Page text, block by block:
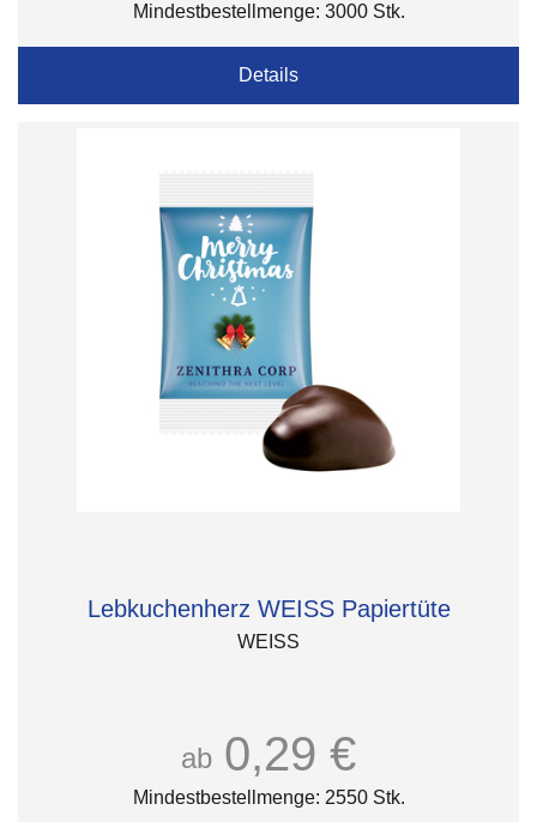
Mindestbestellmenge: 3000 Stk.
Details
Lebkuchenherz WEISS Papiertüte
WEISS
ab 0,29 €
Mindestbestellmenge: 2550 Stk.